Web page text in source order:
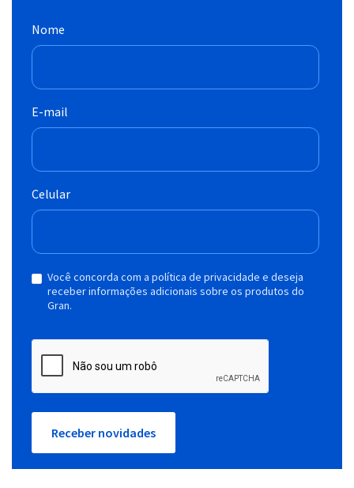
Nome
E-mail
Celular
Você concorda com a política de privacidade e deseja
receber informações adicionais sobre os produtos do
Gran.
Receber novidades